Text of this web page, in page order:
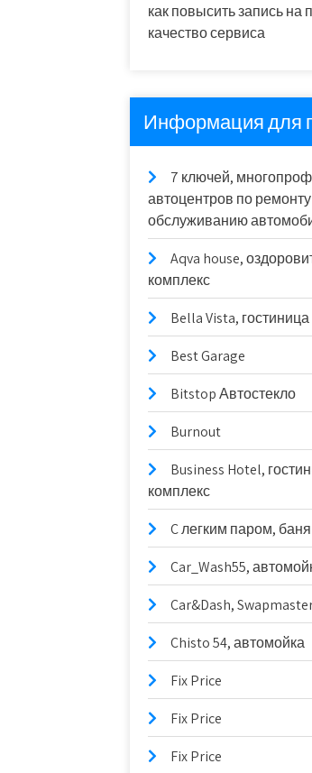
как повысить запись на
качество сервиса
Информация для
7 ключей,
автоцентров по
обслуживанию
Aqva house,
комплекс
Bella Vista, гостиница
Best Garage
Bitstop Автостекло
Burnout
Business Hotel,
комплекс
C легким паром, баня
Car_Wash55,
Car&Dash,
Chisto 54, автомойка
Fix Price
Fix Price
Fix Price